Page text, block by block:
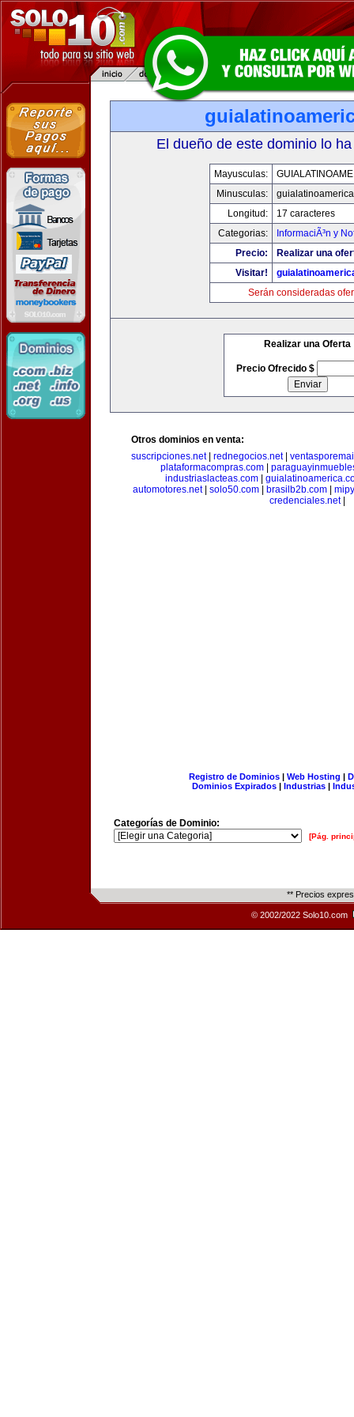
El dueño de este dominio lo
Mayusculas:
Minusculas:
Longitud:
17 caracteres
Categorias:
InformaciÃ³n y
Precio:
Realizar una
Visitar!
Serán consideradas
Realizar una Oferta
Precio Ofrecido $
Otros dominios en venta:
suscripciones.net| rednegocios.net|
plataformacompras.com
industriaslacteas.com
automotores.net| solo50.com brasilb2b.com
credenciales.net|
Registro de Dominios| Web Hosting |
Dominios Expirados | Industrias |
Categorías de Dominio:
[Pág.
** Precios
© 2002/2022 Solo10.com